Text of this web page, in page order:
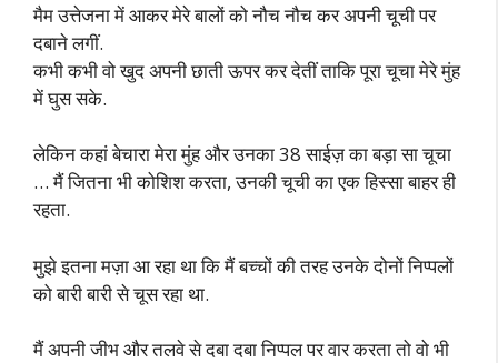
मैम उत्तेजना में आकर मेरे बालों को नौच नौच कर अपनी चूची पर
दबाने लगीं.
कभी कभी वो खुद अपनी छाती ऊपर कर देतीं ताकि पूरा चूचा मेरे मुंह
में घुस सके.
लेकिन कहां बेचारा मेरा मुंह और उनका 38 साईज़ का बड़ा सा चूचा
… मैं जितना भी कोशिश करता, उनकी चूची का एक हिस्सा बाहर ही
रहता.
मुझे इतना मज़ा आ रहा था कि मैं बच्चों की तरह उनके दोनों निप्पलों
को बारी बारी से चूस रहा था.
मैं अपनी जीभ और तलवे से दबा दबा निप्पल पर वार करता तो वो भी